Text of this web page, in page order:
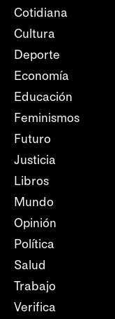
Cotidiana
Cultura
Deporte
Economía
Educación
Feminismos
Futuro
Justicia
Libros
Mundo
Opinión
Política
Salud
Trabajo
Verifica